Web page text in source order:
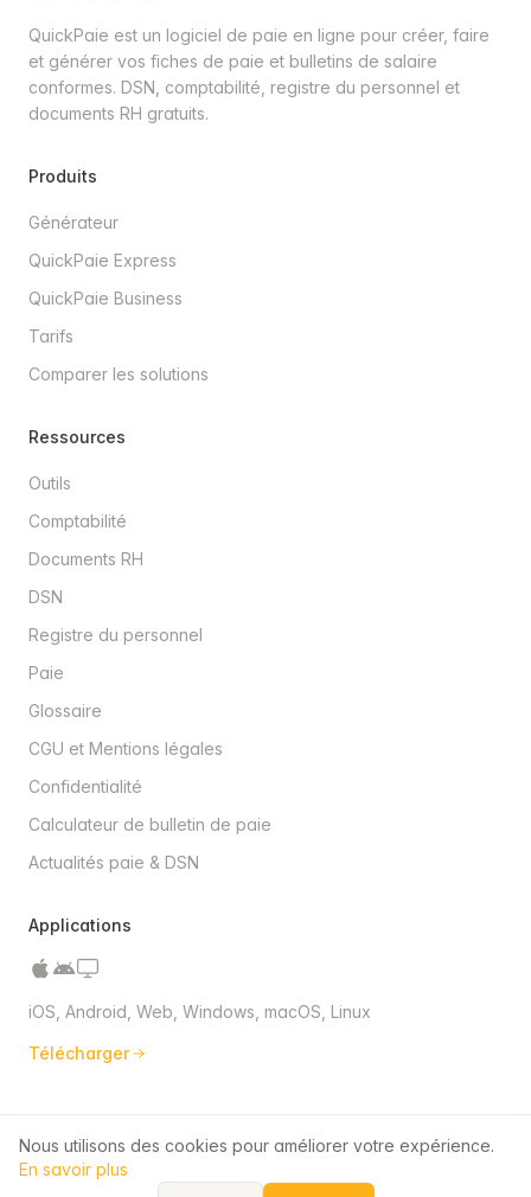
QuickPaie est un logiciel de paie en ligne pour créer, faire
et générer vos fiches de paie et bulletins de salaire
conformes. DSN, comptabilité, registre du personnel et
documents RH gratuits.
Produits
Générateur
QuickPaie Express
QuickPaie Business
Tarifs
Comparer les solutions
Ressources
Outils
Comptabilité
Documents RH
DSN
Registre du personnel
Paie
Glossaire
CGU et Mentions légales
Confidentialité
Calculateur de bulletin de paie
Actualités paie & DSN
Applications
iOS, Android, Web, Windows, macOS, Linux
Télécharger
© 2026 QuickPaie. Tous droits réservés.
Données hébergées en Union Européenne (RGPD)
Nous utilisons des cookies pour améliorer votre expérience.
En savoir plus